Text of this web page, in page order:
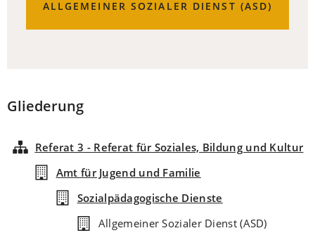
ALLGEMEINER SOZIALER DIENST (ASD)
Gliederung
Referat 3 - Referat für Soziales, Bildung und Kultur
Amt für Jugend und Familie
Sozialpädagogische Dienste
Allgemeiner Sozialer Dienst (ASD)